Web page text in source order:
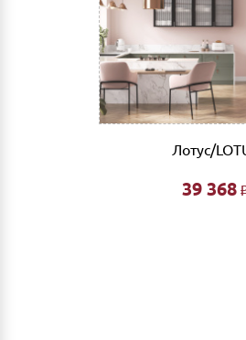
мобильный банк,
Доставка
Самовывоз из
Доставка до
До транспортной
Подъем мебели до
Лотус/
39 368